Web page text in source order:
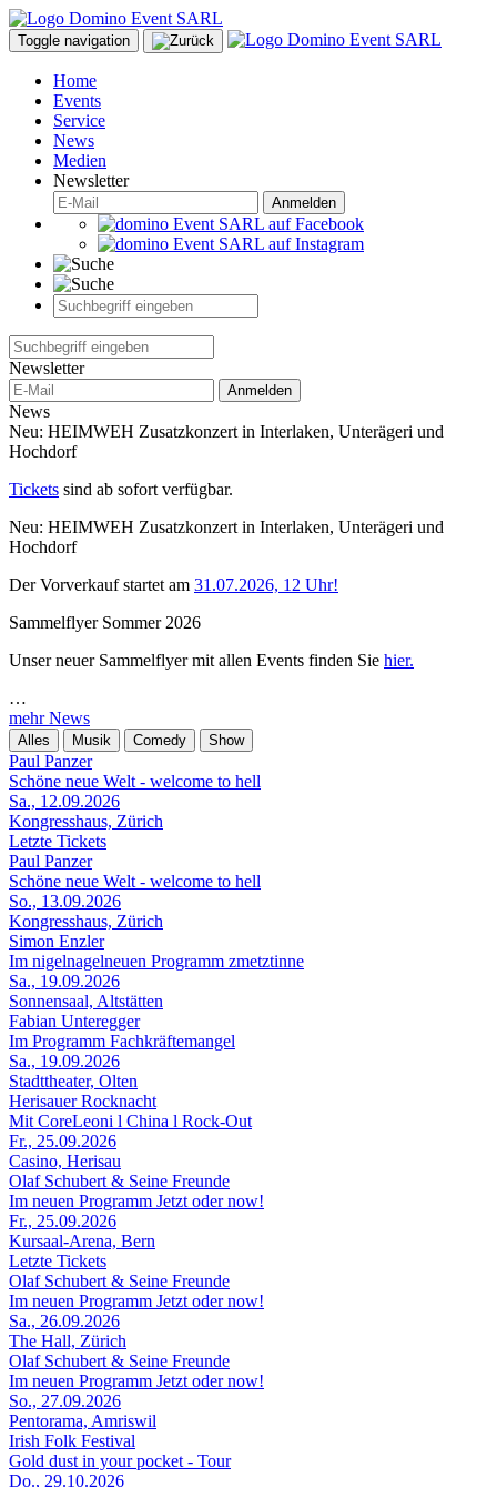
Toggle navigation
Home
Events
Service
News
Medien
Newsletter
Anmelden
Newsletter
Anmelden
News
Neu: HEIMWEH Zusatzkonzert in Interlaken, Unterägeri und
Hochdorf
Tickets sind ab sofort verfügbar.
Neu: HEIMWEH Zusatzkonzert in Interlaken, Unterägeri und
Hochdorf
Der Vorverkauf startet am 31.07.2026, 12 Uhr!
Sammelflyer Sommer 2026
Unser neuer Sammelflyer mit allen Events finden Sie hier.
…
mehr News
Alles Musik Comedy Show
Paul Panzer
Schöne neue Welt - welcome to hell
Sa., 12.09.2026
Kongresshaus, Zürich
Letzte Tickets
Paul Panzer
Schöne neue Welt - welcome to hell
So., 13.09.2026
Kongresshaus, Zürich
Simon Enzler
Im nigelnagelneuen Programm zmetztinne
Sa., 19.09.2026
Sonnensaal, Altstätten
Fabian Unteregger
Im Programm Fachkräftemangel
Sa., 19.09.2026
Stadttheater, Olten
Herisauer Rocknacht
Mit CoreLeoni l China l Rock-Out
Fr., 25.09.2026
Casino, Herisau
Olaf Schubert & Seine Freunde
Im neuen Programm Jetzt oder now!
Fr., 25.09.2026
Kursaal-Arena, Bern
Letzte Tickets
Olaf Schubert & Seine Freunde
Im neuen Programm Jetzt oder now!
Sa., 26.09.2026
The Hall, Zürich
Olaf Schubert & Seine Freunde
Im neuen Programm Jetzt oder now!
So., 27.09.2026
Pentorama, Amriswil
Irish Folk Festival
Gold dust in your pocket - Tour
Do., 29.10.2026